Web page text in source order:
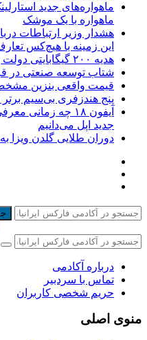
ماهواره با یک موشک
هشدار وزیر ارتباطات
این زمینه با هیچ‌کس
هدیه ۲۰۰ گیگابایتی دولت برای خبرنگاران ایرانسلی
شتاب توسعه صنعتی در
قیمت واقعی بنزین
پنج هندزفری بی‌سیم برتر
آیفون ۱۸ چه
جدید اپل می‌دانیم
دوران طلایی گلدن ویزا
درباره آکادمی
تماس با سردبیر
حریم شخصی کاربران
منوی اصلی